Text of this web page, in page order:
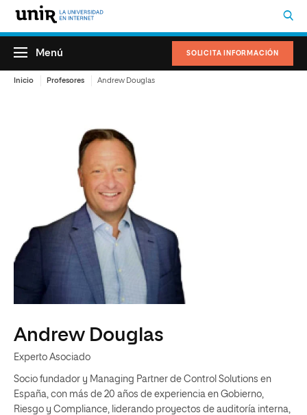
SOLICITA INFORMACIÓN
Menú
Inicio Profesores Andrew Douglas
Andrew Douglas
Experto Asociado
Socio fundador y Managing Partner de Control Solutions en
España, con más de 20 años de experiencia en Gobierno,
Riesgo y Compliance, liderando proyectos de auditoría interna,